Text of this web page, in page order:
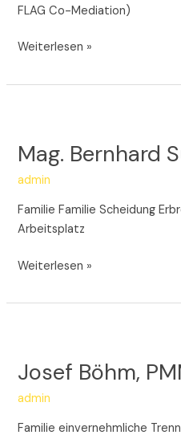
FLAG Co-Mediation)
Weiterlesen »
Mag. Bernhard
admin
Familie Familie Scheidung
Arbeitsplatz
Sutterlüty
Weiterlesen »
Josef Böhm,
admin
Familie einvernehmliche
PMM